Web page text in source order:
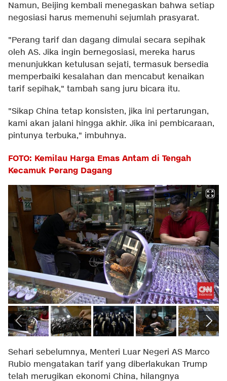
Namun, Beijing kembali menegaskan bahwa setiap
negosiasi harus memenuhi sejumlah prasyarat.
"Perang tarif dan dagang dimulai secara sepihak
oleh AS. Jika ingin bernegosiasi, mereka harus
menunjukkan ketulusan sejati, termasuk bersedia
memperbaiki kesalahan dan mencabut kenaikan
tarif sepihak," tambah sang juru bicara itu.
"Sikap China tetap konsisten, jika ini pertarungan,
kami akan jalani hingga akhir. Jika ini pembicaraan,
pintunya terbuka," imbuhnya.
FOTO: Kemilau Harga Emas Antam di Tengah
Kecamuk Perang Dagang
Sehari sebelumnya, Menteri Luar Negeri AS Marco
Rubio mengatakan tarif yang diberlakukan Trump
telah merugikan ekonomi China, hilangnya